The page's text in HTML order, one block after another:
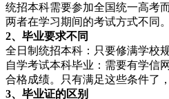
统招本科需要参加全国统一高考
两者在学习期间的考试方式不同
2、毕业要求不同
全日制统招本科：只要修满学校
自学考试本科毕业：需要有学信
合格成绩。只有满足这些条件了
3、毕业证的区别